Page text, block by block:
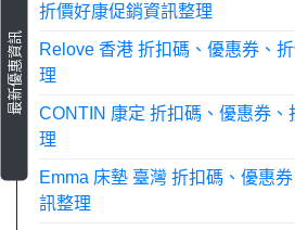
最新優惠資訊
折價好康促銷資訊整理
Relove 香港 折扣碼、優惠券、
理
CONTIN 康定 折扣碼、優惠券
理
Emma 床墊 臺灣 折扣碼、優惠
訊整理